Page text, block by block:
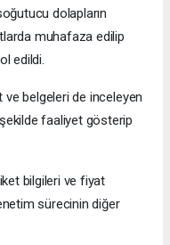
dolapların
muhafaza edilip
edildi.
belgeleri de inceleyen
faaliyet gösterip
bilgileri ve fiyat
sürecinin diğer